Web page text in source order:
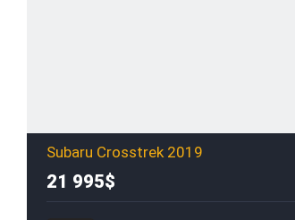
Subaru Crosstrek 2019
21 995$